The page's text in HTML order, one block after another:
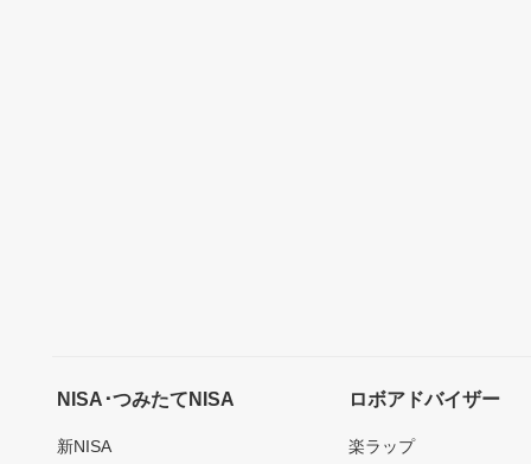
NISA･つみたてNISA
新NISA
ロボアドバイザー
楽ラップ